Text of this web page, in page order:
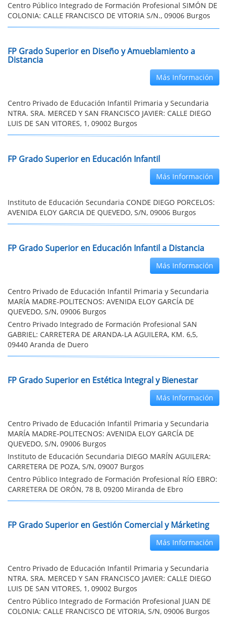
Centro Público Integrado de Formación Profesional SIMÓN DE
COLONIA: CALLE FRANCISCO DE VITORIA S/N., 09006 Burgos
FP Grado Superior en Diseño y Amueblamiento a
Distancia
Más Información
Centro Privado de Educación Infantil Primaria y Secundaria
NTRA. SRA. MERCED Y SAN FRANCISCO JAVIER: CALLE DIEGO
LUIS DE SAN VITORES, 1, 09002 Burgos
FP Grado Superior en Educación Infantil
Más Información
Instituto de Educación Secundaria CONDE DIEGO PORCELOS:
AVENIDA ELOY GARCIA DE QUEVEDO, S/N, 09006 Burgos
FP Grado Superior en Educación Infantil a Distancia
Más Información
Centro Privado de Educación Infantil Primaria y Secundaria
MARÍA MADRE-POLITECNOS: AVENIDA ELOY GARCÍA DE
QUEVEDO, S/N, 09006 Burgos
Centro Privado Integrado de Formación Profesional SAN
GABRIEL: CARRETERA DE ARANDA-LA AGUILERA, KM. 6,5,
09440 Aranda de Duero
FP Grado Superior en Estética Integral y Bienestar
Más Información
Centro Privado de Educación Infantil Primaria y Secundaria
MARÍA MADRE-POLITECNOS: AVENIDA ELOY GARCÍA DE
QUEVEDO, S/N, 09006 Burgos
Instituto de Educación Secundaria DIEGO MARÍN AGUILERA:
CARRETERA DE POZA, S/N, 09007 Burgos
Centro Público Integrado de Formación Profesional RÍO EBRO:
CARRETERA DE ORÓN, 78 B, 09200 Miranda de Ebro
FP Grado Superior en Gestión Comercial y Márketing
Más Información
Centro Privado de Educación Infantil Primaria y Secundaria
NTRA. SRA. MERCED Y SAN FRANCISCO JAVIER: CALLE DIEGO
LUIS DE SAN VITORES, 1, 09002 Burgos
Centro Público Integrado de Formación Profesional JUAN DE
COLONIA: CALLE FRANCISCO DE VITORIA, S/N, 09006 Burgos